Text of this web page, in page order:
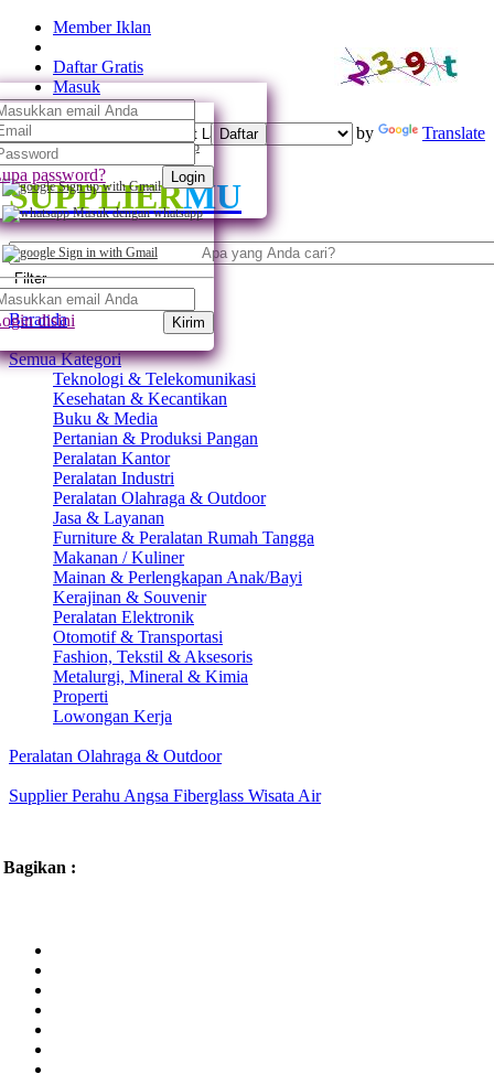
Member Iklan
Daftar Gratis
Daftar
Daftar dengan whatsapp
Sign up with Gmail
Masuk
password? Login
Masuk dengan whatsapp
Sign in with Gmail
disini Kirim
Powered by Translate
SUPPLIERMU
Filter
Beranda
Semua Kategori
Teknologi & Telekomunikasi
Kesehatan & Kecantikan
Buku & Media
Pertanian & Produksi Pangan
Peralatan Kantor
Peralatan Industri
Peralatan Olahraga & Outdoor
Jasa & Layanan
Furniture & Peralatan Rumah Tangga
Makanan / Kuliner
Mainan & Perlengkapan Anak/Bayi
Kerajinan & Souvenir
Peralatan Elektronik
Otomotif & Transportasi
Fashion, Tekstil & Aksesoris
Metalurgi, Mineral & Kimia
Properti
Lowongan Kerja
Peralatan Olahraga & Outdoor
Supplier Perahu Angsa Fiberglass Wisata Air
Bagikan :